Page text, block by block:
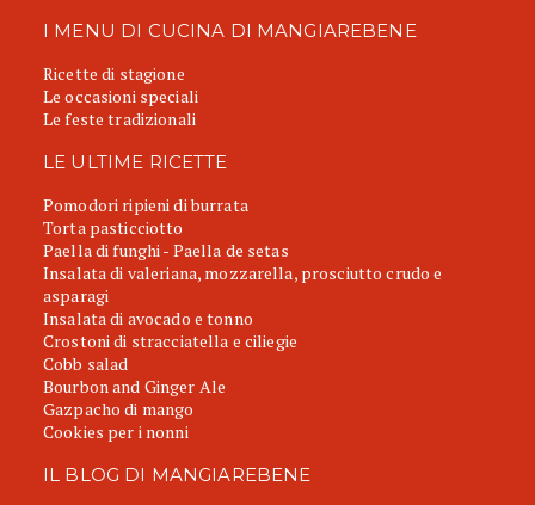
I MENU DI CUCINA DI MANGIAREBENE
Ricette di stagione
Le occasioni speciali
Le feste tradizionali
LE ULTIME RICETTE
Pomodori ripieni di burrata
Torta pasticciotto
Paella di funghi - Paella de setas
Insalata di valeriana, mozzarella, prosciutto crudo e
asparagi
Insalata di avocado e tonno
Crostoni di stracciatella e ciliegie
Cobb salad
Bourbon and Ginger Ale
Gazpacho di mango
Cookies per i nonni
IL BLOG DI MANGIAREBENE